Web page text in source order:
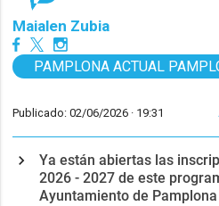
Maialen Zubia
PAMPLONA ACTUAL
Publicado: 02/06/2026 · 19:31
Ya están abiertas las
2026 - 2027 de este
Ayuntamiento de